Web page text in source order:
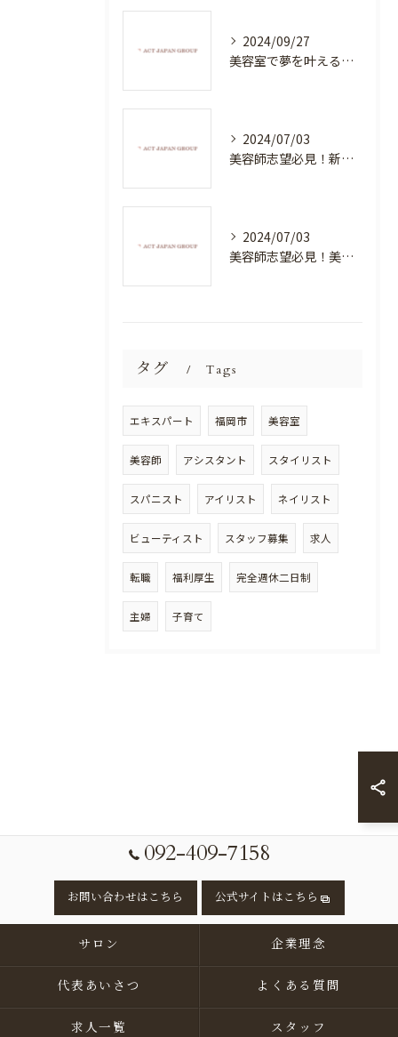
2024/09/27
美容室で夢を叶える！自分を磨く新たなチャンス
2024/07/03
美容師志望必見！新たな価値を創造する美容室でハイレベルな技術を学べる環境
2024/07/03
美容師志望必見！美容室NEWSTANDARDで最高のスキルアップを目指そう！
タグ Tags
エキスパート 福岡市 美容室
美容師 アシスタント スタイリスト
スパニスト アイリスト ネイリスト
ビューティスト スタッフ募集 求人
転職 福利厚生 完全週休二日制
主婦 子育て
092-409-7158
お問い合わせはこちら 公式サイトはこちら
サロン 企業理念
代表あいさつ よくある質問
求人一覧 スタッフ